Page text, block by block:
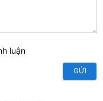
luận
GỬI